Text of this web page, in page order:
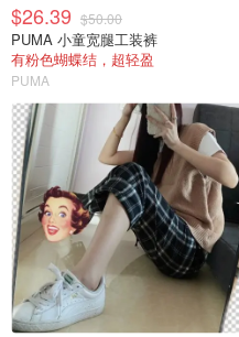
$26.39 $50.00
PUMA 小童宽腿工装裤
有粉色蝴蝶结，超轻盈
PUMA